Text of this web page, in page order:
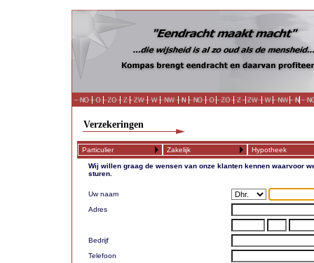
Verzekeringen
Particulier Zakelijk Hypotheek
Wij willen graag de wensen van onze klanten kennen waarvoor
sturen.
Uw naam
Adres
Bedrijf
Telefoon